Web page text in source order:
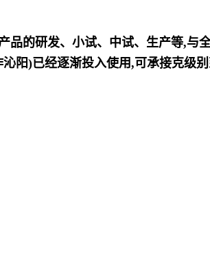
的研发、小试、中试、生产等,与
阳)已经逐渐投入使用,可承接克级